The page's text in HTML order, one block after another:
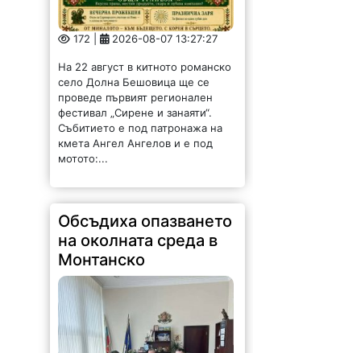
172 | 2026-08-07 13:27:27
На 22 август в китното романско
село Долна Бешовица ще се
проведе първият регионален
фестивал „Сирене и занаяти“.
Събитието е под патронажа на
кмета Ангел Ангелов и е под
мотото:...
Обсъдиха опазването
на околната среда в
Монтанско